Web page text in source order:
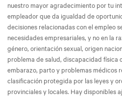
nuestro mayor agradecimiento por tu
empleador que da igualdad de
decisiones relacionadas con el empleo
necesidades empresariales, y no en la
género, orientación sexual, origen
problema de salud, discapacidad física
embarazo, parto y problemas médicos
clasificación protegida por las leyes y
provinciales y locales. Hay disponibles